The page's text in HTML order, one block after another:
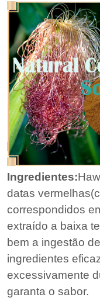
Ingredientes:
datas
correspondidos
extraído a baixa
bem a ingestão
ingredientes
excessivamente
garanta o sabor.